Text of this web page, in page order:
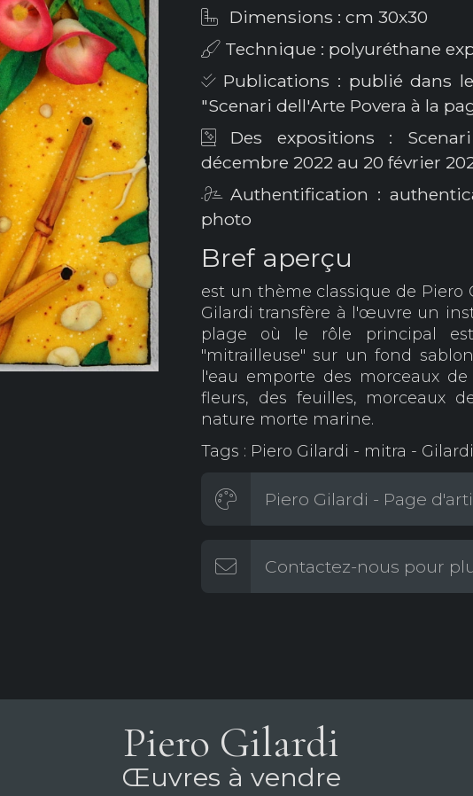
Dimensions : cm 30x30
Technique : polyuréthane
Publications : publié dans
"Scenari dell'Arte Povera à la
Des expositions :
décembre 2022 au 20 février
Authentification :
photo
Bref aperçu
est un thème classique de Piero
Gilardi transfère à l'œuvre un
plage où le rôle principal
"mitrailleuse" sur un fond
l'eau emporte des morceaux
fleurs, des feuilles, morceaux
nature morte marine.
Tags : Piero Gilardi - mitra - Gilardi
Piero Gilardi - Page
Contactez-nous pour
Piero Gilardi
Œuvres à vendre